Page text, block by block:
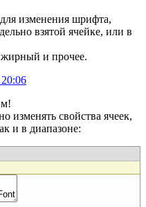
изменения шрифта,
взятой ячейке, или в
и прочее.
изменять свойства ячеек,
и в диапазоне: